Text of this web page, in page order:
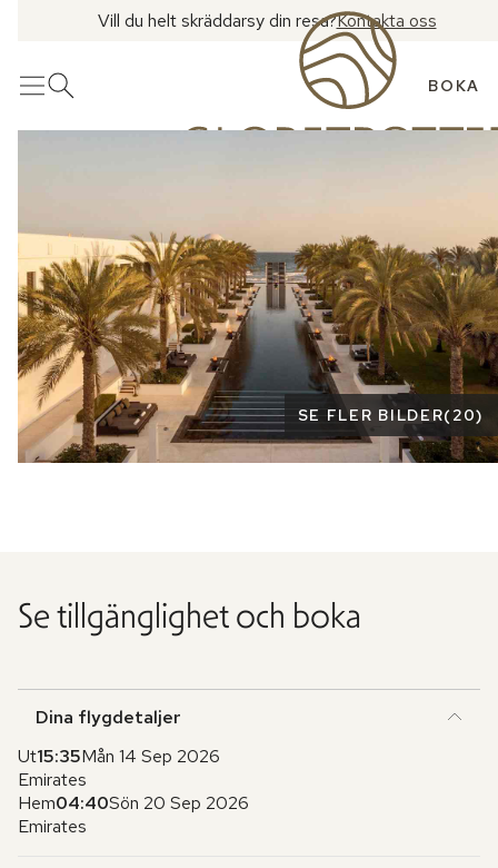
Vill du helt skräddarsy din resa?Kontakta oss
MenyÖppna sök BOKA
Se fler bilder
SE FLER BILDER(20)
Se tillgänglighet och boka
Dina flygdetaljer
Ut15:35Mån 14 Sep 2026
Emirates
Hem04:40Sön 20 Sep 2026
Emirates